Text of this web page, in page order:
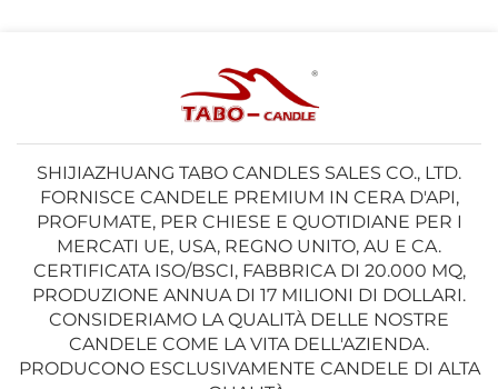
SHIJIAZHUANG TABO CANDLES SALES CO., LTD.
FORNISCE CANDELE PREMIUM IN CERA D'API,
PROFUMATE, PER CHIESE E QUOTIDIANE PER I
MERCATI UE, USA, REGNO UNITO, AU E CA.
CERTIFICATA ISO/BSCI, FABBRICA DI 20.000 MQ,
PRODUZIONE ANNUA DI 17 MILIONI DI DOLLARI.
CONSIDERIAMO LA QUALITÀ DELLE NOSTRE
CANDELE COME LA VITA DELL'AZIENDA.
PRODUCONO ESCLUSIVAMENTE CANDELE DI ALTA